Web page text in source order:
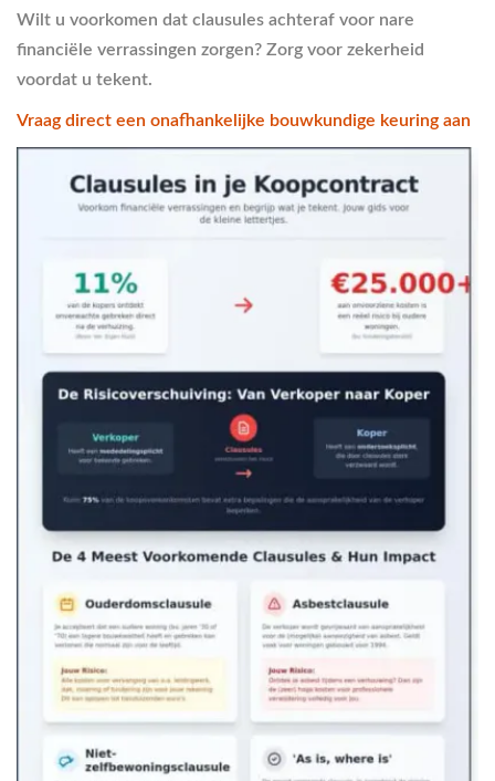
Wilt u voorkomen dat clausules achteraf voor nare
financiële verrassingen zorgen? Zorg voor zekerheid
voordat u tekent.
Vraag direct een onafhankelijke bouwkundige keuring aan